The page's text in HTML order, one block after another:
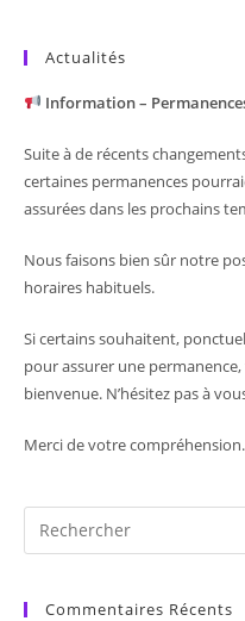
Actualités
Information –
Suite à de récents
certaines permanences
assurées dans les prochains
Nous faisons bien sûr notre
horaires habituels.
Si certains souhaitent,
pour assurer une
bienvenue. N’hésitez pas à
Merci de votre compréhension.
Commentaires Récents